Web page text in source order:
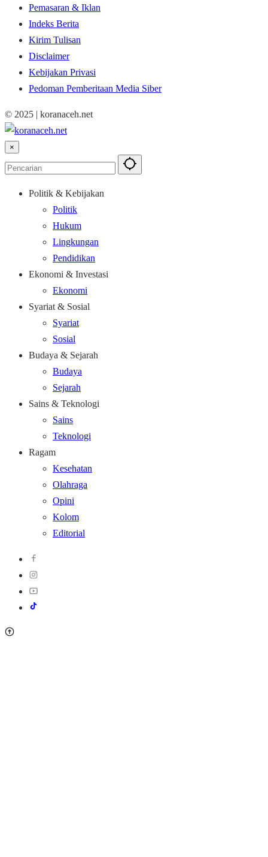
Pemasaran & Iklan
Indeks Berita
Kirim Tulisan
Disclaimer
Kebijakan Privasi
Pedoman Pemberitaan Media Siber
© 2025 | koranaceh.net
×
Politik & Kebijakan
Politik
Hukum
Lingkungan
Pendidikan
Ekonomi & Investasi
Ekonomi
Syariat & Sosial
Syariat
Sosial
Budaya & Sejarah
Budaya
Sejarah
Sains & Teknologi
Sains
Teknologi
Ragam
Kesehatan
Olahraga
Opini
Kolom
Editorial